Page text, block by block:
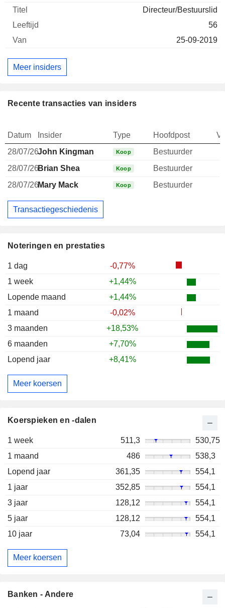
Noteringen en prestaties
1 dag
-0,77%
1 week
+1,44%
Lopende maand
+1,44%
1 maand
-0,02%
3 maanden
+18,53%
6 maanden
+7,70%
Lopend jaar
+8,41%
Meer koersen
Koerspieken en -dalen
1 week 511,3
530,75
1 maand
486
538,3
Lopend jaar
361,35
554,1
1 jaar
352,85
554,1
3 jaar
128,12
554,1
5 jaar
128,12
554,1
10 jaar
73,04 554,1
Meer koersen
Directeur/Bestuurslid
56
25-09-2019
Meer insiders
Recente transacties van insiders
Datum Insider Type Hoofdpost
28/07/26John Kingman Koop Bestuurder
28/07/26Brian Shea Koop Bestuurder
28/07/26Mary Mack Koop Bestuurder
Transactiegeschiedenis
Banken - Andere